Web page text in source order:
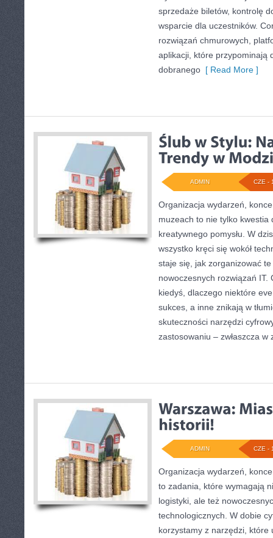
sprzedaże biletów, kontrolę
wsparcie dla uczestników.
rozwiązań chmurowych,
aplikacji, które przypominają
dobranego [ Read More ]
CZE -
ADMIN
Organizacja wydarzeń,
muzeach to nie tylko kwestia
kreatywnego pomysłu. W
wszystko kręci się wokół
staje się, jak zorganizować
nowoczesnych rozwiązań IT.
kiedyś, dlaczego niektóre
sukces, a inne znikają w
skuteczności narzędzi
zastosowaniu – zwłaszcza w
CZE -
ADMIN
Organizacja wydarzeń,
to zadania, które wymagają
logistyki, ale też
technologicznych. W dobie
korzystamy z narzędzi, które